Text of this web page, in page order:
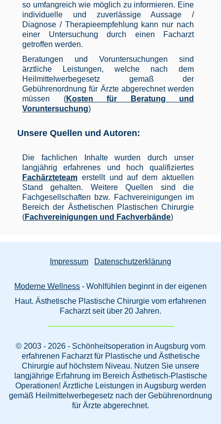
so umfangreich wie möglich zu informieren. Eine
individuelle und zuverlässige Aussage /
Diagnose / Therapieempfehlung kann nur nach
einer Untersuchung durch einen Facharzt
getroffen werden.
Beratungen und Voruntersuchungen sind
ärztliche Leistungen, welche nach dem
Heilmittelwerbegesetz gemaß der
Gebührenordnung für Ärzte abgerechnet werden
müssen (Kosten für Beratung und
Voruntersuchung)
Unsere Quellen und Autoren:
Die fachlichen Inhalte wurden durch unser
langjährig erfahrenes und hoch qualifiziertes
Fachärzteteam erstellt und auf dem aktuellen
Stand gehalten. Weitere Quellen sind die
Fachgesellschaften bzw. Fachvereinigungen im
Bereich der Ästhetischen Plastischen Chirurgie
(Fachvereinigungen und Fachverbände)
Impressum Datenschutzerklärung
Moderne Wellness - Wohlfühlen beginnt in der eigenen
Haut. Ästhetische Plastische Chirurgie vom erfahrenen
Facharzt seit über 20 Jahren.
© 2003 - 2026 - Schönheitsoperation in Augsburg vom
erfahrenen Facharzt für Plastische und Ästhetische
Chirurgie auf höchstem Niveau. Nutzen Sie unsere
langjährige Erfahrung im Bereich Ästhetisch-Plastische
Operationen! Ärztliche Leistungen in Augsburg werden
gemäß Heilmittelwerbegesetz nach der Gebührenordnung
für Ärzte abgerechnet.